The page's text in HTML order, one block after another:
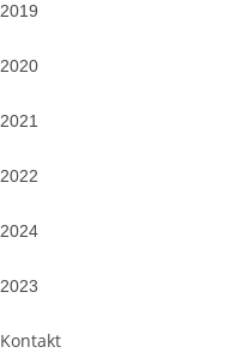
2019
2020
2021
2022
2024
2023
Kontakt